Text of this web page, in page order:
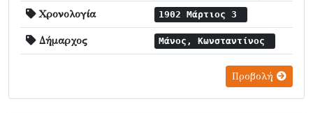
Χρονολογία 1902 Μάρτιος 3
Δήμαρχος Μάνος, Κωνσταντίνος
Προβολή